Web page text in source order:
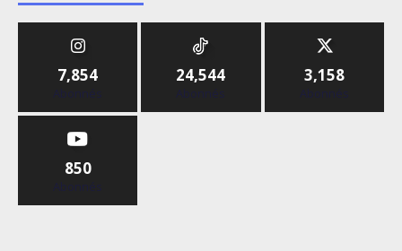
7,854
Abonnés
24,544
Abonnés
3,158
Abonnés
850
Abonnés